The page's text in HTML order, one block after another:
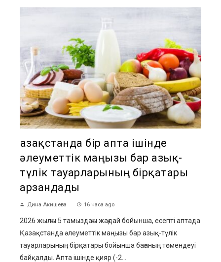
Қазақстанда бір апта ішінде
әлеуметтік маңызы бар азық-
түлік тауарларының бірқатары
арзандады
Дина Акишева 16 часа ago
2026 жылғы 5 тамыздағы жағдай бойынша, есепті аптада
Қазақстанда әлеуметтік маңызы бар азық-түлік
тауарларының бірқатары бойынша бағаның төмендеуі
байқалды. Апта ішінде қияр (-2...